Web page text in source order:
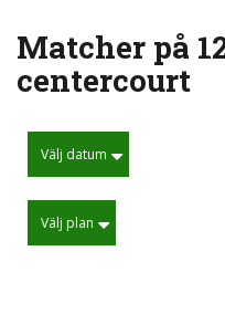
Matcher på
centercourt
Välj datum
Välj plan